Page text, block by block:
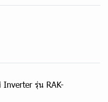
Inverter รุ่น RAK-